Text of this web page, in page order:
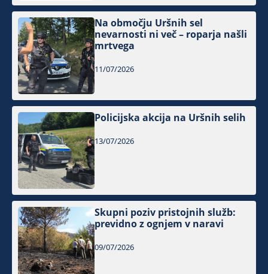
Na območju Uršnih sel
nevarnosti ni več – roparja našli
mrtvega
11/07/2026
Policijska akcija na Uršnih selih
13/07/2026
Skupni poziv pristojnih služb:
previdno z ognjem v naravi
09/07/2026